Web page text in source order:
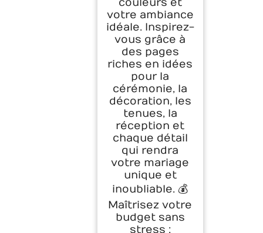
couleurs et
votre ambiance
idéale. Inspirez-
vous grâce à
des pages
riches en idées
pour la
cérémonie, la
décoration, les
tenues, la
réception et
chaque détail
qui rendra
votre mariage
unique et
inoubliable. 💰
Maîtrisez votre
budget sans
stress :